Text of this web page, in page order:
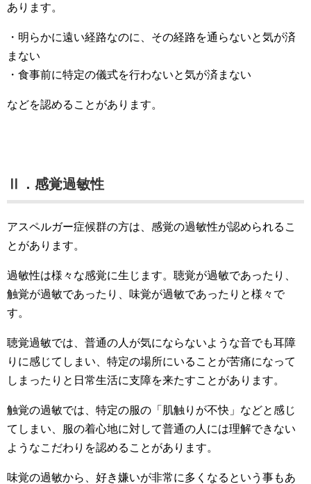
あります。
・明らかに遠い経路なのに、その経路を通らないと気が済
まない
・食事前に特定の儀式を行わないと気が済まない
などを認めることがあります。
Ⅱ．感覚過敏性
アスペルガー症候群の方は、感覚の過敏性が認められるこ
とがあります。
過敏性は様々な感覚に生じます。聴覚が過敏であったり、
触覚が過敏であったり、味覚が過敏であったりと様々で
す。
聴覚過敏では、普通の人が気にならないような音でも耳障
りに感じてしまい、特定の場所にいることが苦痛になって
しまったりと日常生活に支障を来たすことがあります。
触覚の過敏では、特定の服の「肌触りが不快」などと感じ
てしまい、服の着心地に対して普通の人には理解できない
ようなこだわりを認めることがあります。
味覚の過敏から、好き嫌いが非常に多くなるという事もあ